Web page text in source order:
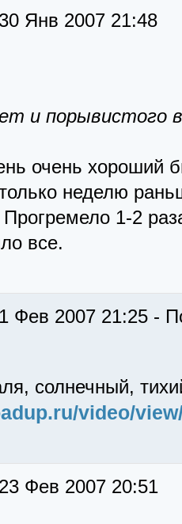
Янв 2007 21:48
и порывистого
очень хороший
неделю
1-2
все.
Фев 2007 21:25 -
солнечный,
video/
Фев 2007 20:51